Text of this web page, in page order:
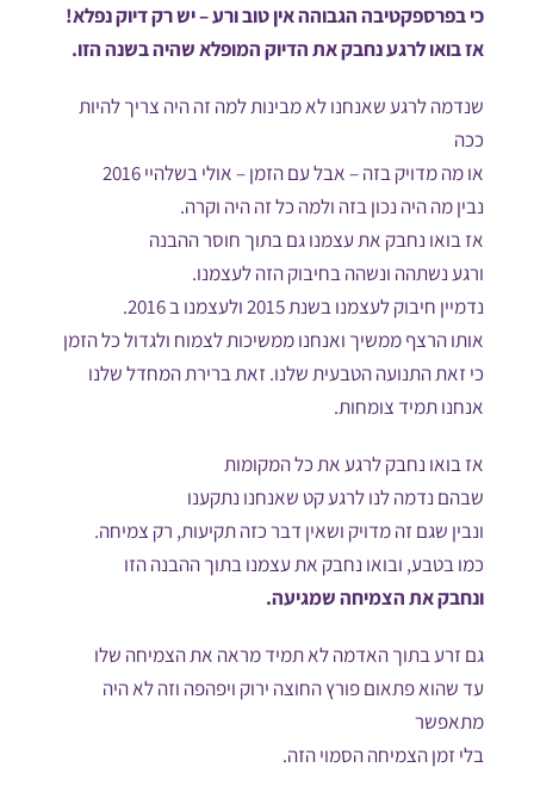
כי בפרספקטיבה הגבוהה אין טוב ורע – יש רק דיוק נפלא!
אז בואו לרגע נחבק את הדיוק המופלא שהיה בשנה הזו.
שנדמה לרגע שאנחנו לא מבינות למה זה היה צריך להיות
ככה
או מה מדויק בזה – אבל עם הזמן – אולי בשלהיי 2016
נבין מה היה נכון בזה ולמה כל זה היה וקרה.
אז בואו נחבק את עצמנו גם בתוך חוסר ההבנה
ורגע נשתהה ונשהה בחיבוק הזה לעצמנו.
נדמיין חיבוק לעצמנו בשנת 2015 ולעצמנו ב 2016.
אותו הרצף ממשיך ואנחנו ממשיכות לצמוח ולגדול כל הזמן
כי זאת התנועה הטבעית שלנו. זאת ברירת המחדל שלנו
אנחנו תמיד צומחות.
אז בואו נחבק לרגע את כל המקומות
שבהם נדמה לנו לרגע קט שאנחנו נתקענו
ונבין שגם זה מדויק ושאין דבר כזה תקיעות, רק צמיחה.
כמו בטבע, ובואו נחבק את עצמנו בתוך ההבנה הזו
ונחבק את הצמיחה שמגיעה.
גם זרע בתוך האדמה לא תמיד מראה את הצמיחה שלו
עד שהוא פתאום פורץ החוצה ירוק ויפהפה וזה לא היה
מתאפשר
בלי זמן הצמיחה הסמוי הזה.